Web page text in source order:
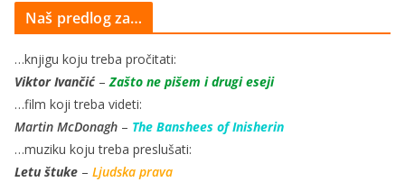
Naš predlog za…
…knjigu koju treba pročitati:
Viktor Ivančić–Zašto ne pišem i drugi eseji
…film koji treba videti:
Martin McDonagh – The Banshees of Inisherin
…muziku koju treba preslušati:
Letu štuke – Ljudska prava